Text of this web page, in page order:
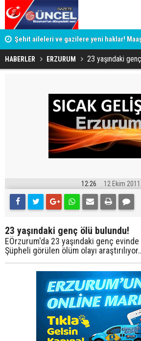
Şehit aileleri ve gazilere yeni haklar!
HABERLER ERZURUM 23 yaşındaki
12:26 12 Ekim 2011
23 yaşındaki genç ölü bulundu!
EÖrzurum'da 23 yaşındaki genç
Şüpheli görülen ölüm olayı